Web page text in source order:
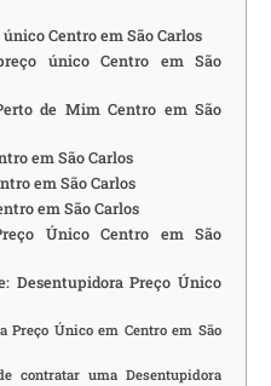
Centro em São Carlos
único Centro em São
de Mim Centro em São
em São Carlos
em São Carlos
em São Carlos
Único Centro em São
Desentupidora Preço Único
Preço Único em Centro em São
contratar uma Desentupidora